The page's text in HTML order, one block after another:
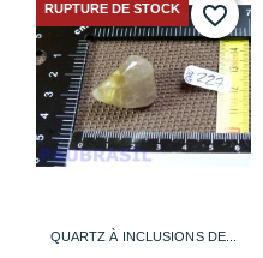
QUARTZ À INCLUSIONS DE...
RUPTURE DE STOCK favorite_border